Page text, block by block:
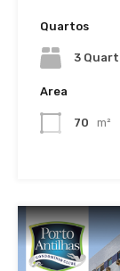
Quartos
3
Area
70 m²